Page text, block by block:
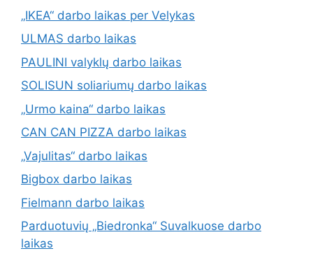
„IKEA“ darbo laikas per Velykas
ULMAS darbo laikas
PAULINI valyklų darbo laikas
SOLISUN soliariumų darbo laikas
„Urmo kaina“ darbo laikas
CAN CAN PIZZA darbo laikas
„Vajulitas“ darbo laikas
Bigbox darbo laikas
Fielmann darbo laikas
Parduotuvių „Biedronka“ Suvalkuose darbo
laikas